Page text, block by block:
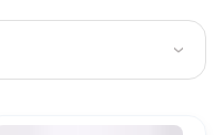
›